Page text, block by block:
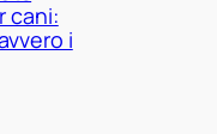
cani:
i